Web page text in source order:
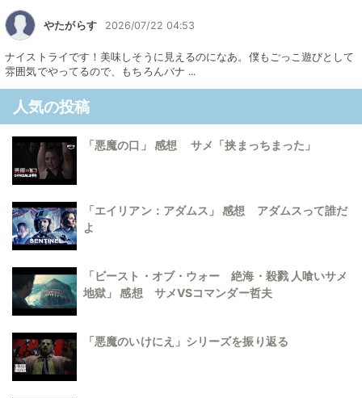
やたがらす 2026/07/22 04:53
ナイストライです！美味しそうに見えるのになあ。僕もごっこ遊びとして
雰囲気でやってるので、もちろんバナ ...
人気の投稿
「悪魔の口」 感想 サメ「挟まっちまった」
「エイリアン：アダムス」 感想 アダムスって誰だ
よ
「ビースト・オブ・ウォー 絶海・殺戮 人喰いサメ
地獄」 感想 サメVSコマンダー哲夫
「悪魔のいけにえ」シリーズを振り返る